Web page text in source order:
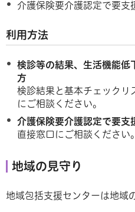
介護保険要介護認定で要支
利用方法
検診等の結果、生活機能低
方
検診結果と基本チェックリ
にご相談ください。
介護保険要介護認定で要支
直接窓口にご相談ください。
地域の見守り
地域包括支援センターは地域